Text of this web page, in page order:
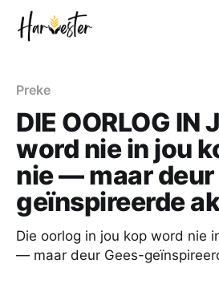
Preke
DIE OORLOG IN
word nie in jou
nie — maar deur
geïnspireerde
Die oorlog in jou kop word nie
— maar deur Gees-